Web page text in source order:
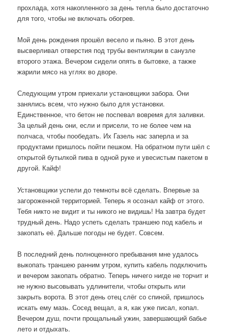
прохлада, хотя накопленного за день тепла было достаточно
для того, чтобы не включать обогрев.
Мой день рождения прошёл весело и пьяно. В этот день
высверливал отверстия под трубы вентиляции в санузле
второго этажа. Вечером сидели опять в бытовке, а также
жарили мясо на углях во дворе.
Следующим утром приехали установщики забора. Они
занялись всем, что нужно было для установки.
Единственное, что бетон не поспевал вовремя для заливки.
За целый день они, если и присели, то не более чем на
полчаса, чтобы пообедать. Их Газель нас заперла и за
продуктами пришлось пойти пешком. На обратном пути шёл с
открытой бутылкой пива в одной руке и увесистым пакетом в
другой. Кайф!
Установщики успели до темноты всё сделать. Впервые за
загороженной территорией. Теперь я осознал кайф от этого.
Тебя никто не видит и ты никого не видишь! На завтра будет
трудный день. Надо успеть сделать траншею под кабель и
закопать её. Дальше погоды не будет. Совсем.
В последний день полноценного пребывания мне удалось
выкопать траншею ранним утром, купить кабель подключить
и вечером закопать обратно. Теперь ничего нигде не торчит и
не нужно высовывать удлинители, чтобы открыть или
закрыть ворота. В этот день отец слёг со спиной, пришлось
искать ему мазь. Сосед вещал, а я, как уже писал, копал.
Вечером душ, почти прощальный ужин, завершающий бабье
лето и отдыхать.